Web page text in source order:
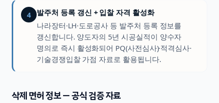
4
발주처 등록 갱신 + 입찰 자격 활성화
나라장터·LH·도로공사 등 발주처 등록 정보를
갱신합니다. 양도자의 5년 시공실적이 양수자
명의로 즉시 활성화되어 PQ(사전심사)·적격심사·
기술경쟁입찰 가점 자료로 활용됩니다.
삭제면허 정보 — 공식 검증 자료